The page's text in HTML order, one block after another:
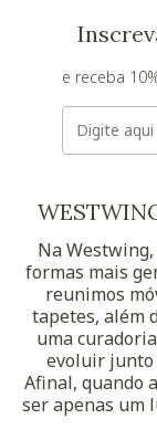
e receba
E-mail
Na
formas mais
reunimos
tapetes, além
uma
evoluir junto
Afinal, quando
ser apenas um